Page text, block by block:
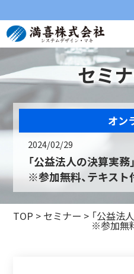
セミ
オン
2024/02/29
「公益法人の決算実務」
※参加無料、テキス
TOP > セミナー > 「公益法
※参加無